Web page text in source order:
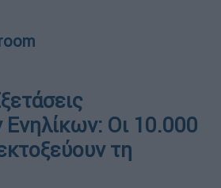
Ενηλίκων: Οι 10.000
τη